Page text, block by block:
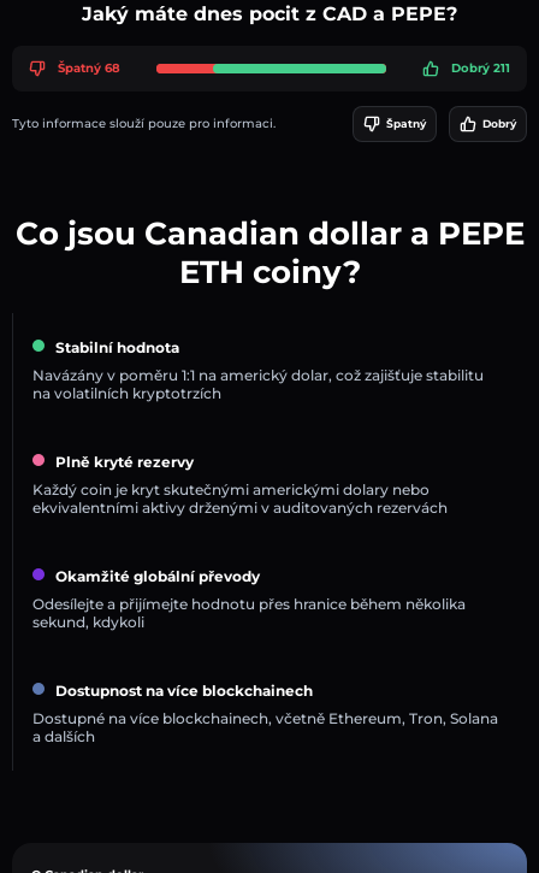
Jaký máte dnes pocit z CAD a PEPE?
Špatný 68 Dobrý 211
Tyto informace slouží pouze pro informaci. Špatný Dobrý
Co jsou Canadian dollar a PEPE
ETH coiny?
Stabilní hodnota
Navázány v poměru 1:1 na americký dolar, což zajišťuje stabilitu
na volatilních kryptotrzích
Plně kryté rezervy
Každý coin je kryt skutečnými americkými dolary nebo
ekvivalentními aktivy drženými v auditovaných rezervách
Okamžité globální převody
Odesílejte a přijímejte hodnotu přes hranice během několika
sekund, kdykoli
Dostupnost na více blockchainech
Dostupné na více blockchainech, včetně Ethereum, Tron, Solana
a dalších